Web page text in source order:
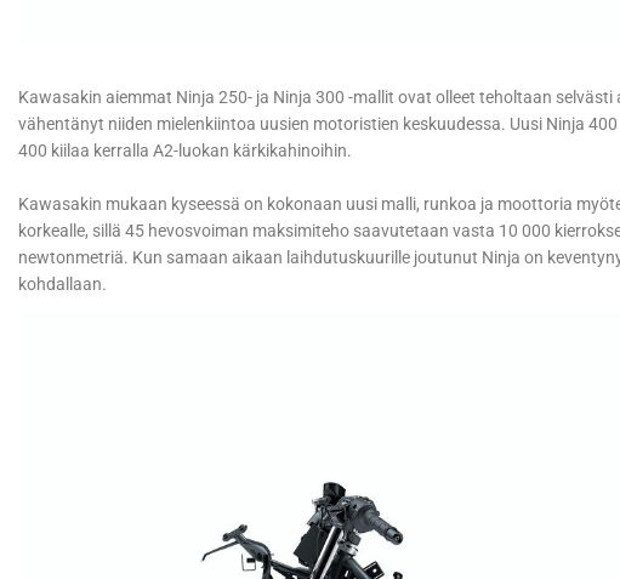
Kawasakin aiemmat Ninja 250- ja Ninja 300 -mallit ovat olleet teholtaan
vähentänyt niiden mielenkiintoa uusien motoristien keskuudessa. Uusi Ninja
400 kiilaa kerralla A2-luokan kärkikahinoihin.
Kawasakin mukaan kyseessä on kokonaan uusi malli, runkoa ja moottoria
korkealle, sillä 45 hevosvoiman maksimiteho saavutetaan vasta 10 000
newtonmetriä. Kun samaan aikaan laihdutuskuurille joutunut Ninja on
kohdallaan.